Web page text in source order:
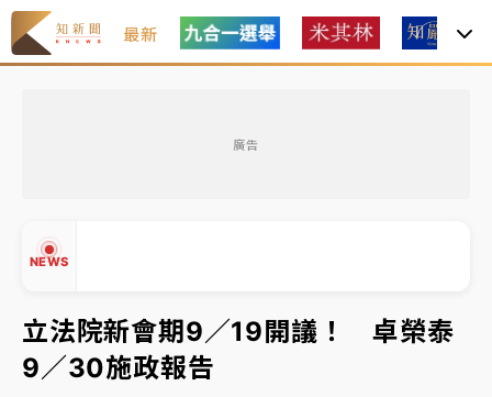
最新
廣告
NEWS
中信慈善基金會想增加董事人數！辜仲諒向法院聲請遭
駁 理由曝光
故宮《龍藏經》特展第2檔！今線上預約開賣一度塞車
周六起展出延長至晚上7時
立法院新會期9／19開議！ 卓榮泰
9／30施政報告